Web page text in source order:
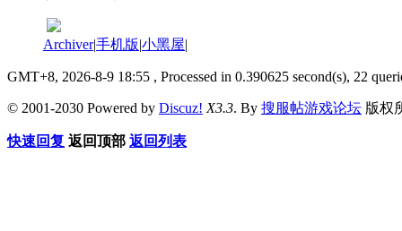
Archiver|手机版|小黑屋|
GMT+8, 2026-8-9 18:55 , Processed in 0.390625 second(s), 22
© 2001-2030 Powered by Discuz! X3.3. By 搜服帖游戏论坛 版权
快速回复 返回顶部 返回列表